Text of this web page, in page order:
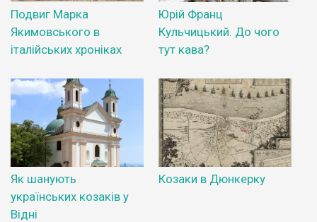
Подвиг Марка
Якимовського в
італійських хроніках
Юрій Франц
Кульчицький. До чого
тут кава?
Як шанують
українських козаків у
Відні
Козаки в Дюнкерку